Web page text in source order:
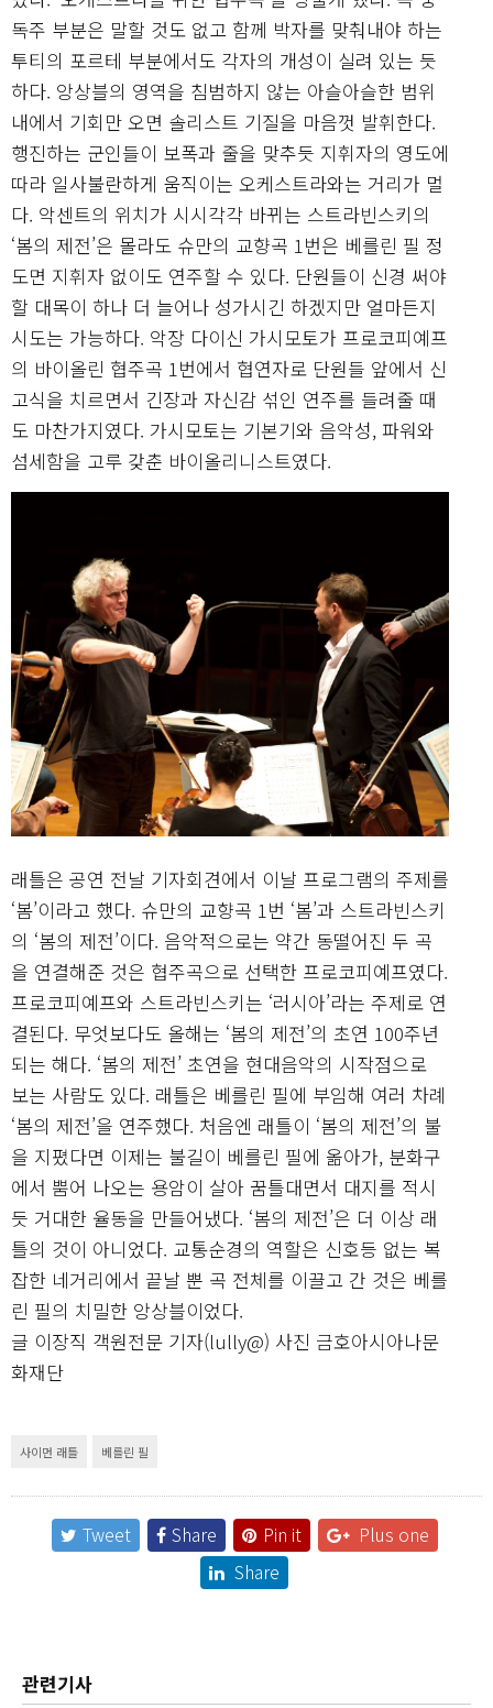
독주 부분은 말할 것도 없고 함께 박자를 맞춰내야 하는
투티의 포르테 부분에서도 각자의 개성이 실려 있는 듯
하다. 앙상블의 영역을 침범하지 않는 아슬아슬한 범위
내에서 기회만 오면 솔리스트 기질을 마음껏 발휘한다.
행진하는 군인들이 보폭과 줄을 맞추듯 지휘자의 영도에
따라 일사불란하게 움직이는 오케스트라와는 거리가 멀
다. 악센트의 위치가 시시각각 바뀌는 스트라빈스키의
‘봄의 제전’은 몰라도 슈만의 교향곡 1번은 베를린 필 정
도면 지휘자 없이도 연주할 수 있다. 단원들이 신경 써야
할 대목이 하나 더 늘어나 성가시긴 하겠지만 얼마든지
시도는 가능하다. 악장 다이신 가시모토가 프로코피예프
의 바이올린 협주곡 1번에서 협연자로 단원들 앞에서 신
고식을 치르면서 긴장과 자신감 섞인 연주를 들려줄 때
도 마찬가지였다. 가시모토는 기본기와 음악성, 파워와
섬세함을 고루 갖춘 바이올리니스트였다.
래틀은 공연 전날 기자회견에서 이날 프로그램의 주제를
‘봄’이라고 했다. 슈만의 교향곡 1번 ‘봄’과 스트라빈스키
의 ‘봄의 제전’이다. 음악적으로는 약간 동떨어진 두 곡
을 연결해준 것은 협주곡으로 선택한 프로코피예프였다.
프로코피예프와 스트라빈스키는 ‘러시아’라는 주제로 연
결된다. 무엇보다도 올해는 ‘봄의 제전’의 초연 100주년
되는 해다. ‘봄의 제전’ 초연을 현대음악의 시작점으로
보는 사람도 있다. 래틀은 베를린 필에 부임해 여러 차례
‘봄의 제전’을 연주했다. 처음엔 래틀이 ‘봄의 제전’의 불
을 지폈다면 이제는 불길이 베를린 필에 옮아가, 분화구
에서 뿜어 나오는 용암이 살아 꿈틀대면서 대지를 적시
듯 거대한 율동을 만들어냈다. ‘봄의 제전’은 더 이상 래
틀의 것이 아니었다. 교통순경의 역할은 신호등 없는 복
잡한 네거리에서 끝날 뿐 곡 전체를 이끌고 간 것은 베를
린 필의 치밀한 앙상블이었다.
글 이장직 객원전문 기자(lully@) 사진 금호아시아나문
화재단
사이먼 래틀 베를린 필
Tweet Share Pin it
Plus one
Share
관련기사